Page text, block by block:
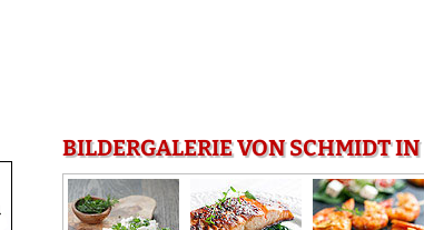
BILDERGALERIE VON SCHMIDT